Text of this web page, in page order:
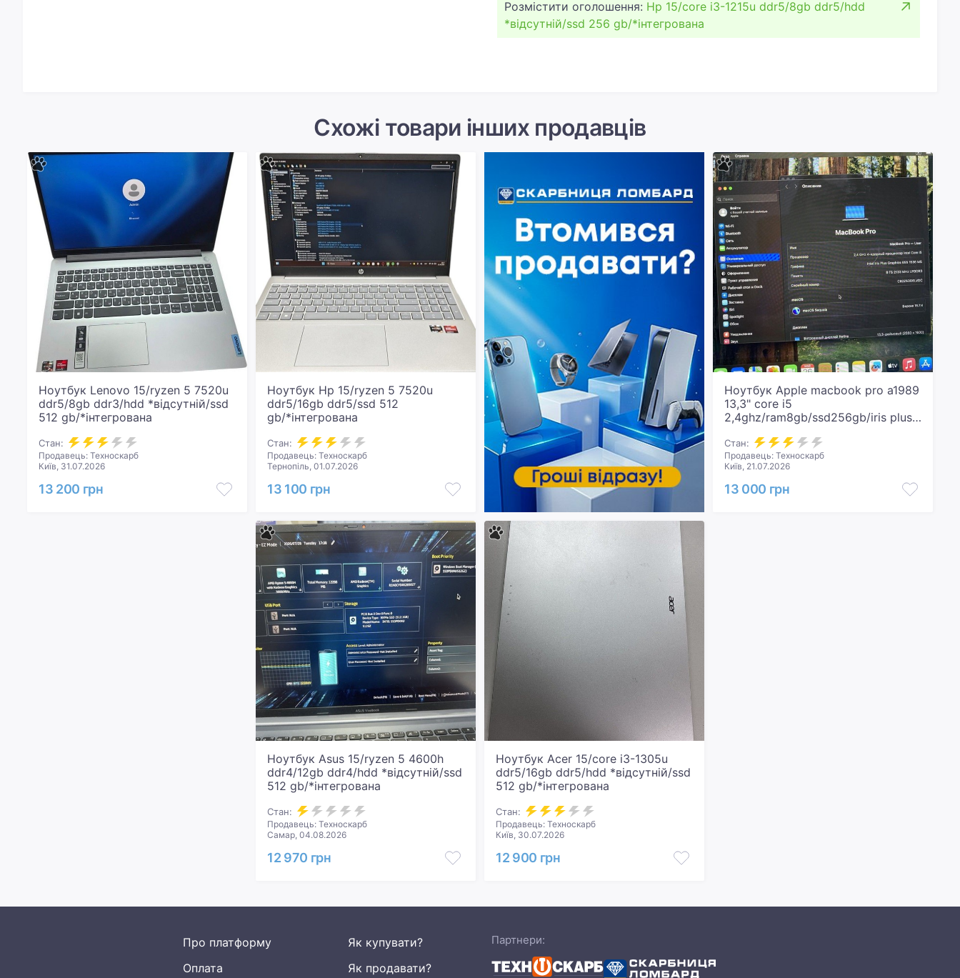
Розмістити оголошення: Hp 15/core i3-1215u ddr5/8gb ddr5/hdd
*відсутній/ssd 256 gb/*інтегрована
Схожі товари інших продавців
Ноутбук Lenovo 15/ryzen 5 7520u
ddr5/8gb ddr3/hdd *відсутній/ssd
512 gb/*інтегрована
Стан:
Продавець: Техноскарб
Київ, 31.07.2026
13 200 грн
Ноутбук Hp 15/ryzen 5 7520u
ddr5/16gb ddr5/ssd 512
gb/*інтегрована
Стан:
Продавець: Техноскарб
Тернопіль, 01.07.2026
13 100 грн
Ноутбук Apple macbook pro a1989
13,3" core i5
2,4ghz/ram8gb/ssd256gb/iris plus
Стан:
Продавець: Техноскарб
Київ, 21.07.2026
13 000 грн
Ноутбук Asus 15/ryzen 5 4600h
ddr4/12gb ddr4/hdd *відсутній/ssd
512 gb/*інтегрована
Стан:
Продавець: Техноскарб
Самар, 04.08.2026
12 970 грн
Ноутбук Acer 15/core i3-1305u
ddr5/16gb ddr5/hdd *відсутній/ssd
512 gb/*інтегрована
Стан:
Продавець: Техноскарб
Київ, 30.07.2026
12 900 грн
Про платформу
Оплата
Як купувати?
Як продавати?
Партнери: